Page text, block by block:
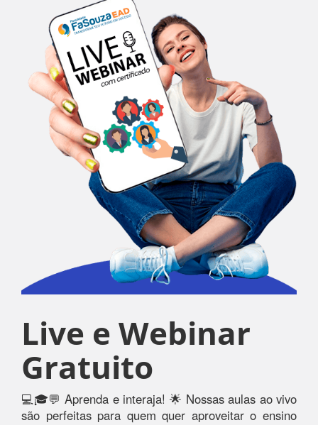
Live e Webinar
Gratuito
💻🎓💬 Aprenda e interaja! 🌟 Nossas aulas ao vivo
são perfeitas para quem quer aproveitar o ensino